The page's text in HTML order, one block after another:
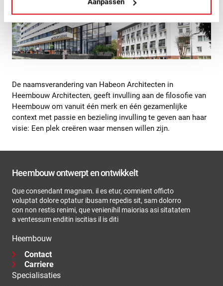
De naamsverandering van Habeon Architecten in
Heembouw Architecten, geeft invulling aan de filosofie van
Heembouw om vanuit één merk en één gezamenlijke
context met passie en bezieling invulling te geven aan haar
visie: Een plek creëren waar mensen willen zijn.
Heembouw ontwerpt en ontwikkelt
Que consendant magnam. il es etur, comnient officto
voluptat dolore optatur ibusam repedis sit, sam dolorro
con non restis renimi, que venienihil maiorias asi sitatatem
a ventessum enditin iscitias il is diti
Heembouw
Contact
Carriere
Specialisaties